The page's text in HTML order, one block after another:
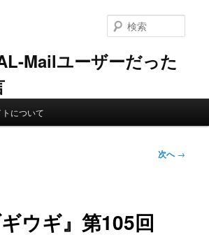
Mailユーザーだった
索
トについて
次へ→
ウギ』第105回